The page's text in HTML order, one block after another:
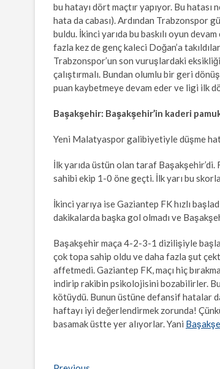
bu hatayı dört maçtır yapıyor. Bu hatası
hata da cabası). Ardından Trabzonspor
buldu. İkinci yarıda bu baskılı oyun
fazla kez de genç kaleci Doğan’a
Trabzonspor’un son vuruşlardaki
çalıştırmalı. Bundan olumlu bir geri
puan kaybetmeye devam eder ve ligi ilk
Başakşehir: Başakşehir’in kaderi
Yeni Malatyaspor galibiyetiyle düşme
İlk yarıda üstün olan taraf
sahibi ekip 1-0 öne geçti. İlk yarı bu skorla
İkinci yarıya ise Gaziantep FK hızlı
dakikalarda başka gol olmadı ve
Başakşehir maça 4-2-3-1 dizilişiyle
çok topa sahip oldu ve daha fazla şut
affetmedi. Gaziantep FK, maçı hiç
indirip rakibin psikolojisini bozabilirler.
kötüydü. Bunun üstüne defansif hatalar
haftayı iyi değerlendirmek zorunda!
basamak üstte yer alıyorlar. Yani